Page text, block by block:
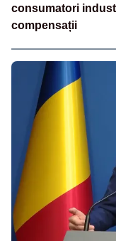
consumatori
compensații